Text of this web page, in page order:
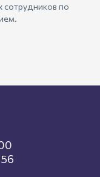
сотрудников по